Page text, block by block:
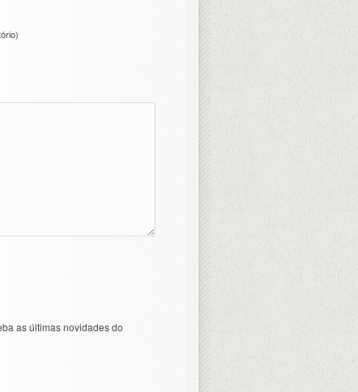
as últimas novidades do